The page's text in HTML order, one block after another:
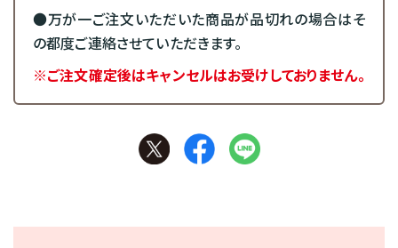
●万が一ご注文いただいた商品が品切れの場合はそ
の都度ご連絡させていただきます。
※ご注文確定後はキャンセルはお受けしておりません。